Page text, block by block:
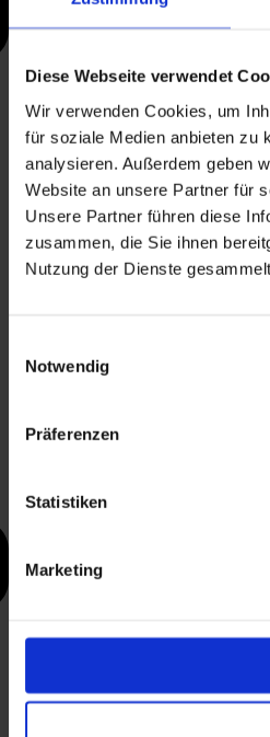
Diese Webseite verwendet
Wir verwenden Cookies, um
für soziale Medien anbieten zu
analysieren. Außerdem geben
Website an unsere Partner für
Unsere Partner führen diese
zusammen, die Sie ihnen
Nutzung der Dienste
Notwendig
Präferenzen
Statistiken
Marketing